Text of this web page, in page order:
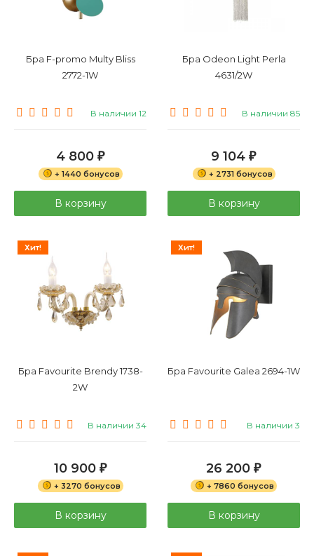
Бра F-promo Multy Bliss
2772-1W
В наличии 12
4 800 ₽
+ 1440 бонусов
В корзину
Бра Odeon Light Perla
4631/2W
В наличии 85
9 104 ₽
+ 2731 бонусов
В корзину
Хит!
Бра Favourite Brendy 1738-
2W
В наличии 34
10 900 ₽
+ 3270 бонусов
В корзину
Хит!
Бра Favourite Galea 2694-1W
В наличии 3
26 200 ₽
+ 7860 бонусов
В корзину